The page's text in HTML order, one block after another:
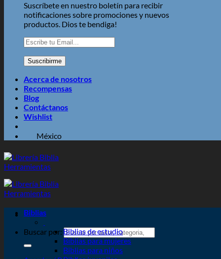
Suscríbete en nuestro boletín para recibir
notificaciones sobre promociones y nuevos
productos. Dios te bendiga!
Acerca de nosotros
Recompensas
Blog
Contáctanos
Wishlist
México
Buscar por:
Biblias
Biblias de estudio
Biblias para mujeres
Biblias para niños